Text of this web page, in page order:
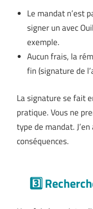
Le mandat n’est
signer un avec
exemple.
Aucun frais, la
fin (signature de
La signature se fait
pratique. Vous ne
type de mandat.
conséquences.
3️⃣